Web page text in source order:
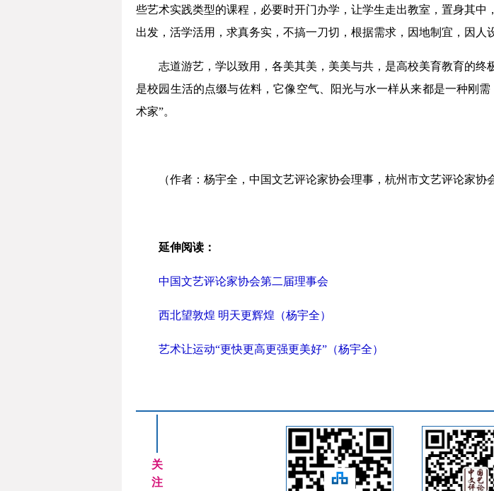
些艺术实践类型的课程，必要时开门办学，让学生走出教室，置身其
出发，活学活用，求真务实，不搞一刀切，根据需求，因地制宜，因人
志道游艺，学以致用，各美其美，美美与共，是高校美育教育的
是校园生活的点缀与佐料，它像空气、阳光与水一样从来都是一种刚
术家”。
（作者：杨宇全，中国文艺评论家协会理事，杭州市文艺评论家协
延伸阅读：
中国文艺评论家协会第二届理事会
西北望敦煌 明天更辉煌（杨宇全）
艺术让运动“更快更高更强更美好”（杨宇全）
关
注